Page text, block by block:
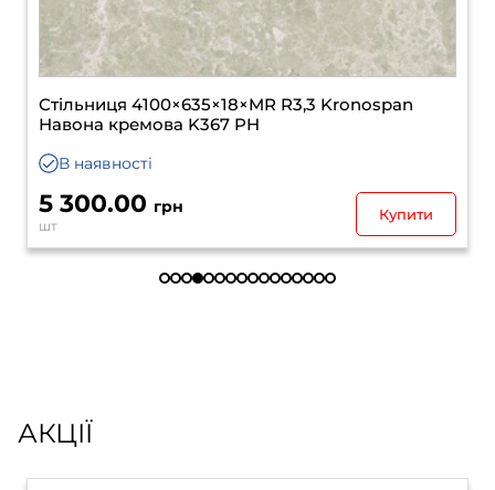
Стільниця 4100×635×18×MR R3,3 Kronospan
Навона кремова K367 PH
В наявності
5 300.00 грн
шт
Купити
АКЦІЇ